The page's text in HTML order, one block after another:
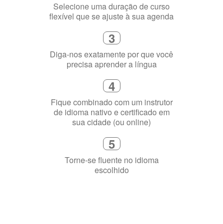
Selecione uma duração de curso
flexível que se ajuste à sua agenda
3
Diga-nos exatamente por que você
precisa aprender a língua
4
Fique combinado com um instrutor
de idioma nativo e certificado em
sua cidade (ou online)
5
Torne-se fluente no idioma
escolhido